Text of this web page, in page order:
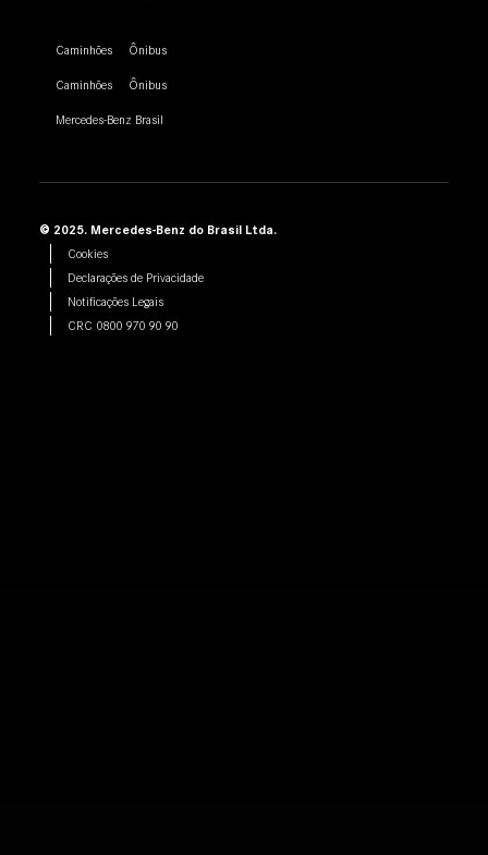
Caminhões Ônibus
Caminhões Ônibus
Mercedes-Benz Brasil
© 2025. Mercedes-Benz do Brasil Ltda.
Cookies
Declarações de Privacidade
Notificações Legais
CRC 0800 970 90 90